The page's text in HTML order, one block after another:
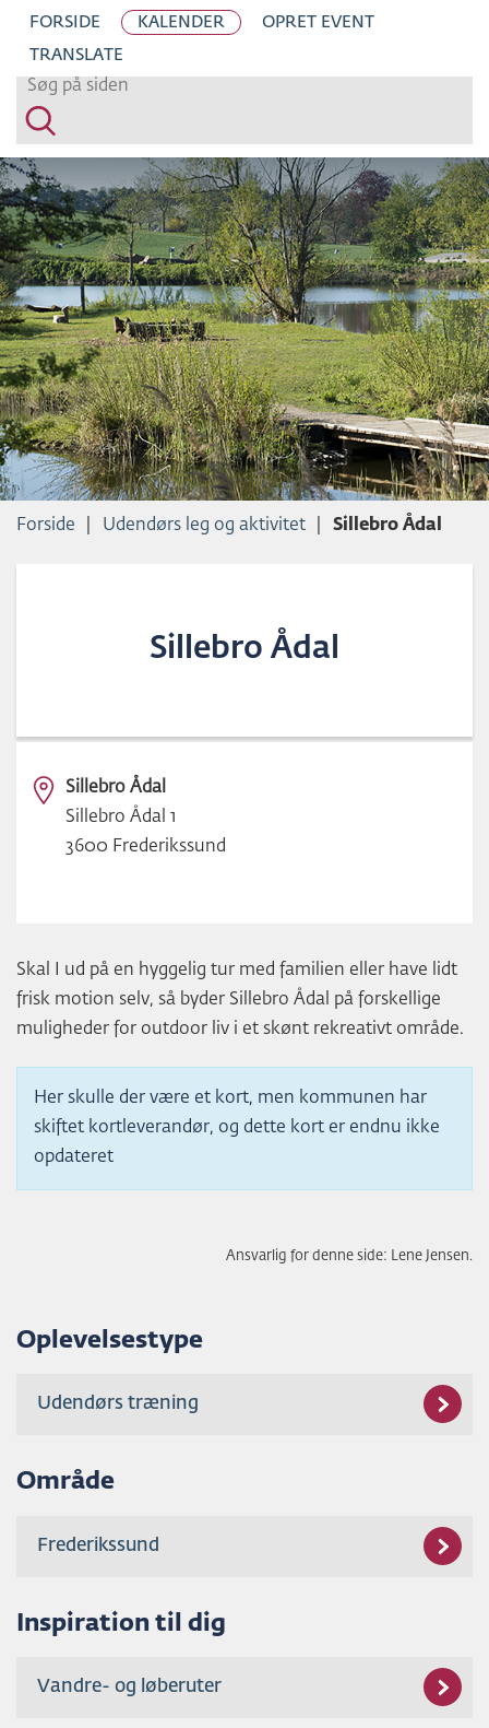
H
O
P
T
I
L
S
I
D
E
N
S
I
N
D
H
O
L
FORSIDE KALENDER
OPRET EVENT
TRANSLATE
Forside Udendørs leg og aktivitet Sillebro Ådal
Sillebro Ådal
Sillebro Ådal
Sillebro Ådal 1
3600 Frederikssund
Skal I ud på en hyggelig tur med familien eller have lidt
frisk motion selv, så byder Sillebro Ådal på forskellige
muligheder for outdoor liv i et skønt rekreativt område.
Her skulle der være et kort, men kommunen har
skiftet kortleverandør, og dette kort er endnu ikke
opdateret
Ansvarlig for denne side: Lene Jensen.
Oplevelsestype
Udendørs træning
Område
Frederikssund
Inspiration til dig
Vandre- og løberuter